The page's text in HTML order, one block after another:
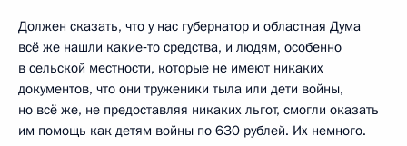
Должен сказать, что у нас губернатор и областная Дума
всё же нашли какие‑то средства, и людям, особенно
в сельской местности, которые не имеют никаких
документов, что они труженики тыла или дети войны,
но всё же, не предоставляя никаких льгот, смогли оказать
им помощь как детям войны по 630 рублей. Их немного.